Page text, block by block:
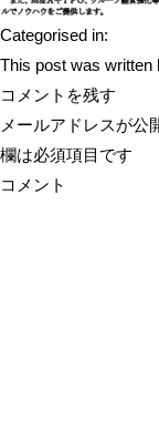
Categorised in:
This post was
コメントを残す
メールアドレスが公
欄は必須項目です
コメント